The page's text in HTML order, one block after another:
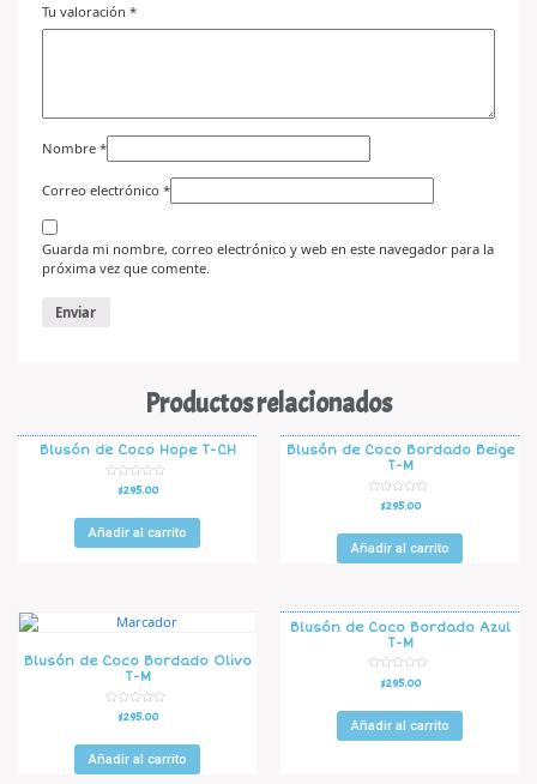
Tu valoración *
Nombre *
Correo electrónico *
Guarda mi nombre, correo electrónico y web en este navegador para la
próxima vez que comente.
Productos relacionados
Blusón de Coco Hope T-CH
o
r
a
d
$295.00
Añadir al carrito
Blusón de Coco Bordado Beige
T-M
o
r
a
d
0
d
e
$295.00
Añadir al carrito
Blusón de Coco Bordado Olivo
T-M
o
r
a
d
$295.00
Añadir al carrito
Blusón de Coco Bordado Azul
T-M
o
r
a
d
$295.00
Añadir al carrito